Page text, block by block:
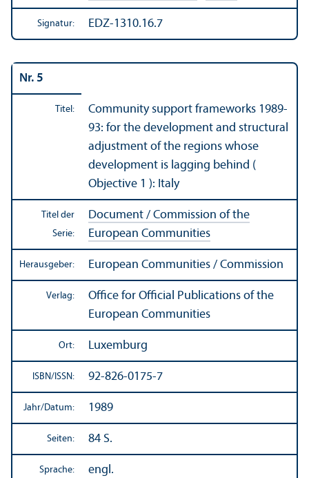
Signatur: EDZ-1310.16.7
Nr. 5
Titel:
Community support frameworks 1989-
93: for the development and structural
adjustment of the regions whose
development is lagging behind (
Objective 1 ): Italy
Titel der
Serie:
Document / Commission of the
European Communities
Herausgeber: European Communities / Commission
Verlag:
Office for Official Publications of the
European Communities
Ort: Luxemburg
ISBN/ ISSN: 92-826-0175-7
Jahr/Datum: 1989
Seiten: 84 S.
Sprache: engl.